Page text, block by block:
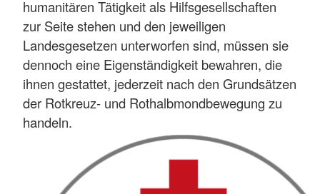
humanitären Tätigkeit als Hilfsgesellschaften
zur Seite stehen und den jeweiligen
Landesgesetzen unterworfen sind, müssen sie
dennoch eine Eigenständigkeit bewahren, die
ihnen gestattet, jederzeit nach den Grundsätzen
der Rotkreuz- und Rothalbmondbewegung zu
handeln.